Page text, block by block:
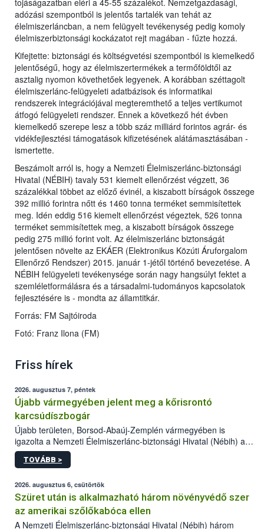
adózási szempontból is jelentős tartalék van tehát az
élelmiszerláncban, a nem felügyelt tevékenység pedig komoly
élelmiszerbiztonsági kockázatot rejt magában - fűzte hozzá.
Kifejtette: biztonsági és költségvetési szempontból is kiemelkedő
jelentőségű, hogy az élelmiszertermékek a termőföldtől az
asztalig nyomon követhetőek legyenek. A korábban széttagolt
élelmiszerlánc-felügyeleti adatbázisok és informatikai
rendszerek integrációjával megteremthető a teljes vertikumot
átfogó felügyeleti rendszer. Ennek a következő hét évben
kiemelkedő szerepe lesz a több száz milliárd forintos agrár- és
vidékfejlesztési támogatások kifizetésének alátámasztásában -
ismertette.
Beszámolt arról is, hogy a Nemzeti Élelmiszerlánc-biztonsági
Hivatal (NÉBIH) tavaly 531 kiemelt ellenőrzést végzett, 36
százalékkal többet az előző évinél, a kiszabott bírságok összege
392 millió forintra nőtt és 1460 tonna terméket semmisítettek
meg. Idén eddig 516 kiemelt ellenőrzést végeztek, 526 tonna
terméket semmisítettek meg, a kiszabott bírságok összege
pedig 275 millió forint volt. Az élelmiszerlánc biztonságát
jelentősen növelte az EKÁER (Elektronikus Közúti Áruforgalom
Ellenőrző Rendszer) 2015. január 1-jétől történő bevezetése. A
NÉBIH felügyeleti tevékenysége során nagy hangsúlyt fektet a
szemléletformálásra és a társadalmi-tudományos kapcsolatok
fejlesztésére is - mondta az államtitkár.
Forrás: FM Sajtóiroda
Fotó: Franz Ilona (FM)
Friss hírek
2026. augusztus 7, péntek
Újabb vármegyében jelent meg a kőrisrontó
karcsúdíszbogár
Újabb területen, Borsod-Abaúj-Zemplén vármegyében is
igazolta a Nemzeti Élelmiszerlánc-biztonsági Hivatal (Nébih) a
kőrisrontó karcsúdíszbogár (Agrilus planipennis) jelenlétét. A
kártevőt nem csak színcsapdában találták meg, de már fertőzött
az intenzív felderítést, emellett az intézkedéseket a szlovák
hatósággal is összehangolják a terjedés megállítása érdekében.
TOVÁBB >
2026. augusztus 6, csütörtök
Szüret után is alkalmazható három növényvédő szer
az amerikai szőlőkabóca ellen
A Nemzeti Élelmiszerlánc-biztonsági Hivatal (Nébih) három